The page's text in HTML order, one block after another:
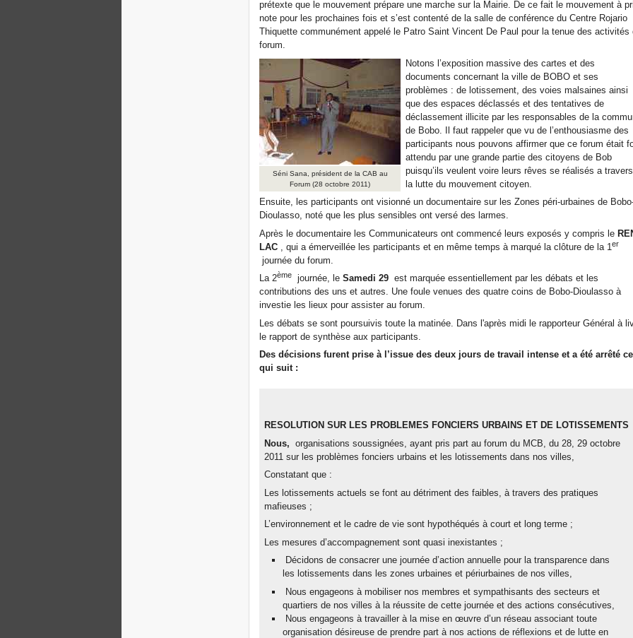
prétexte que le mouvement prépare une marche sur la Mairie. De ce fait le mouvement à
note pour les prochaines fois et s’est contenté de la salle de conférence du Centre Rojario
Thiquette communément appelé le Patro Saint Vincent De Paul pour la tenue des activités
forum.
Séni Sana, président de la CAB au
Forum (28 octobre 2011)
Notons l’exposition massive des cartes et des
documents concernant la ville de BOBO et ses
problèmes : de lotissement, des voies malsaines ainsi
que des espaces déclassés et des tentatives de
déclassement illicite par les responsables de la
de Bobo. Il faut rappeler que vu de l’enthousiasme des
participants nous pouvons affirmer que ce forum était
attendu par une grande partie des citoyens de Bob
puisqu’ils veulent voire leurs rêves se réalisés a travers
la lutte du mouvement citoyen.
Ensuite, les participants ont visionné un documentaire sur les Zones péri-urbaines de
Dioulasso, noté que les plus sensibles ont versé des larmes.
Après le documentaire les Communicateurs ont commencé leurs exposés y compris le
LAC , qui a émerveillée les participants et en même temps à marqué la clôture de la 1er
journée du forum.
La 2ème journée, leSamedi 29 est marquée essentiellement par les débats et les
contributions des uns et autres. Une foule venues des quatre coins de Bobo-Dioulasso à
investie les lieux pour assister au forum.
Les débats se sont poursuivis toute la matinée. Dans l'après midi le rapporteur Général à
le rapport de synthèse aux participants.
Des décisions furent prise à l’issue des deux jours de travail intense et a été arrêté ce
qui suit :
RESOLUTION SUR LES PROBLEMES FONCIERS URBAINS ET DE LOTISSEMENTS
Nous, organisations soussignées, ayant pris part au forum du MCB, du 28, 29 octobre
2011 sur les problèmes fonciers urbains et les lotissements dans nos villes,
Constatant que :
Les lotissements actuels se font au détriment des faibles, à travers des pratiques
mafieuses ;
L’environnement et le cadre de vie sont hypothéqués à court et long terme ;
Les mesures d’accompagnement sont quasi inexistantes ;
Décidons de consacrer une journée d’action annuelle pour la transparence dans
les lotissements dans les zones urbaines et périurbaines de nos villes,
Nous engageons à mobiliser nos membres et sympathisants des secteurs et
quartiers de nos villes à la réussite de cette journée et des actions consécutives,
Nous engageons à travailler à la mise en œuvre d’un réseau associant toute
organisation désireuse de prendre part à nos actions de réflexions et de lutte en